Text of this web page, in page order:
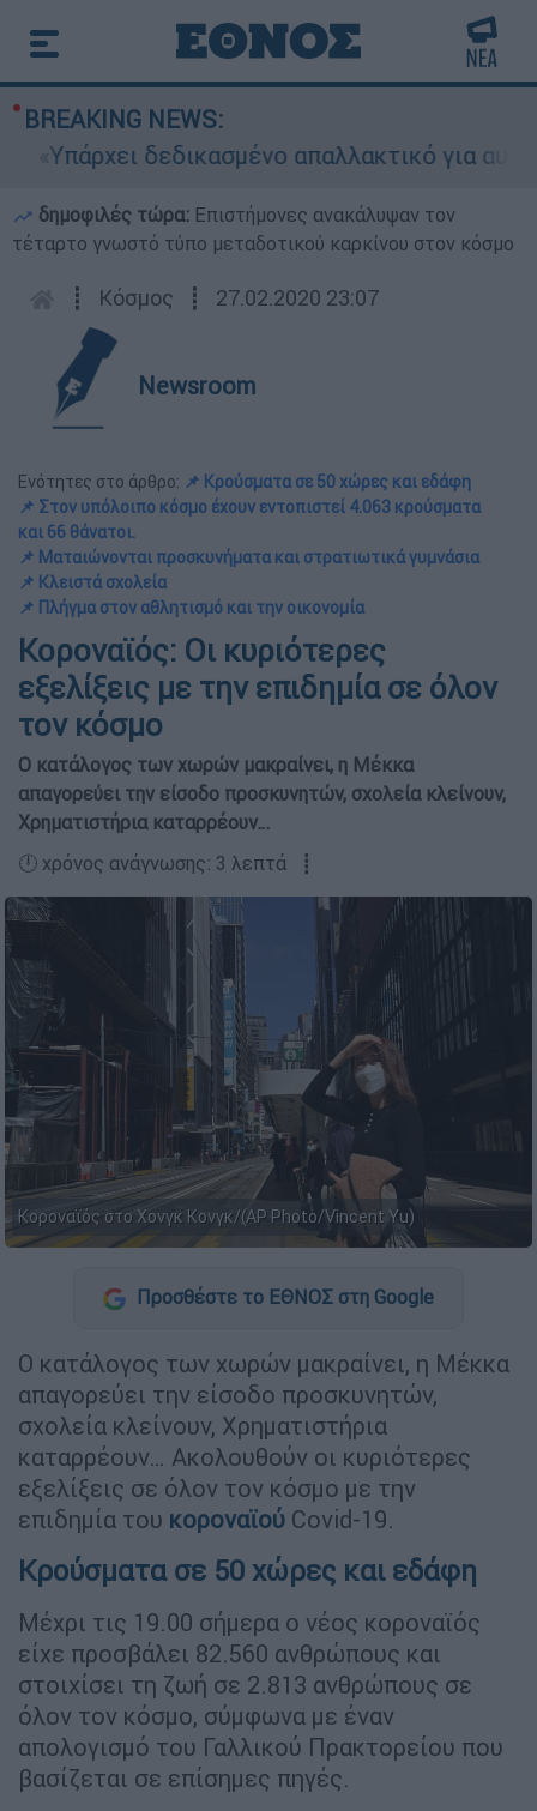
BREAKING NEWS:
δεδικασμένο απαλλακτικό για αυτήν»:
δημοφιλές τώρα: Επιστήμονες ανακάλυψαν τον
τέταρτο γνωστό τύπο μεταδοτικού καρκίνου στον κόσμο
┋ Κόσμος ┋ 27.02.2020 23:07
Newsroom
Ενότητες στο άρθρο: 📌 Κρούσματα σε 50 χώρες και εδάφη
📌 Στον υπόλοιπο κόσμο έχουν εντοπιστεί 4.063 κρούσματα
και 66 θάνατοι.
📌 Ματαιώνονται προσκυνήματα και στρατιωτικά γυμνάσια
📌 Κλειστά σχολεία
📌 Πλήγμα στον αθλητισμό και την οικονομία
Κοροναϊός: Oι κυριότερες
εξελίξεις με την επιδημία σε όλον
τον κόσμο
Ο κατάλογος των χωρών μακραίνει, η Μέκκα
απαγορεύει την είσοδο προσκυνητών, σχολεία κλείνουν,
Χρηματιστήρια καταρρέουν…
🕛 χρόνος ανάγνωσης: 3 λεπτά ┋
Κοροναϊός στο Χονγκ Κονγκ/(AP Photo/Vincent Yu)
Προσθέστε το ΕΘΝΟΣ στη Google
Ο κατάλογος των χωρών μακραίνει, η Μέκκα
απαγορεύει την είσοδο προσκυνητών,
σχολεία κλείνουν, Χρηματιστήρια
καταρρέουν… Ακολουθούν οι κυριότερες
εξελίξεις σε όλον τον κόσμο με την
επιδημία του κοροναϊού Covid-19.
Κρούσματα σε 50 χώρες και εδάφη
Μέχρι τις 19.00 σήμερα ο νέος κοροναϊός
είχε προσβάλει 82.560 ανθρώπους και
στοιχίσει τη ζωή σε 2.813 ανθρώπους σε
όλον τον κόσμο, σύμφωνα με έναν
απολογισμό του Γαλλικού Πρακτορείου που
βασίζεται σε επίσημες πηγές.